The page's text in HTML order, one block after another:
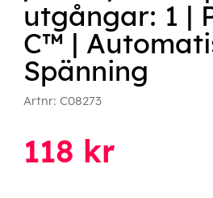
utgångar: 1 |
C™ |
Spänning
Artnr: C08273
118 kr